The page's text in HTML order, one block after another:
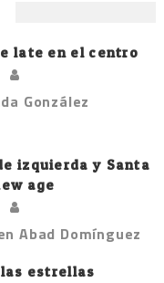
late en el centro
González
izquierda y Santa
age
Abad Domínguez
estrellas